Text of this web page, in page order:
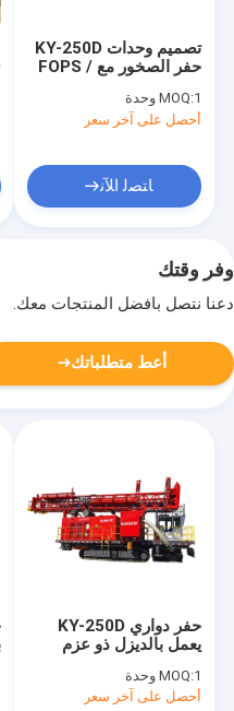
تصميم وحدات KY-250D
حفر الصخور مع FOPS /
الغبار
MOQ:1 وحدة
أحصل على آخر سعر
ﺎﺘﺼﻟ ﺍﻶﻧ
وفر وقتك
دعنا نتصل بأفضل المنتجات معك.
أعط متطلباتك
حفر دواري KY-250D
يعمل بالديزل ذو عزم
KNm للتعدين في الحفرة
المفتوحة
MOQ:1 وحدة
أحصل على آخر سعر